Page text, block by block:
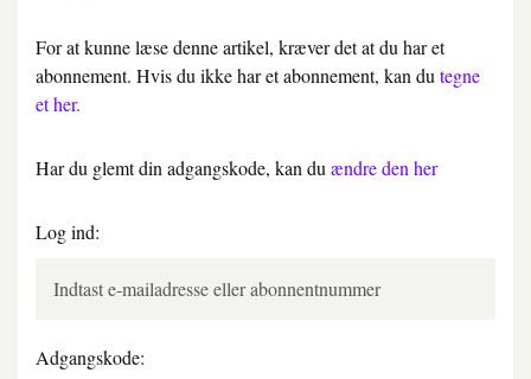
For at kunne læse denne artikel, kræver det at du har et
abonnement. Hvis du ikke har et abonnement, kan du tegne
et her.
Har du glemt din adgangskode, kan du ændre den her
Log ind:
Adgangskode: